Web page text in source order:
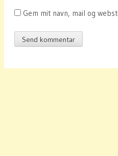
Gem mit navn, mail og